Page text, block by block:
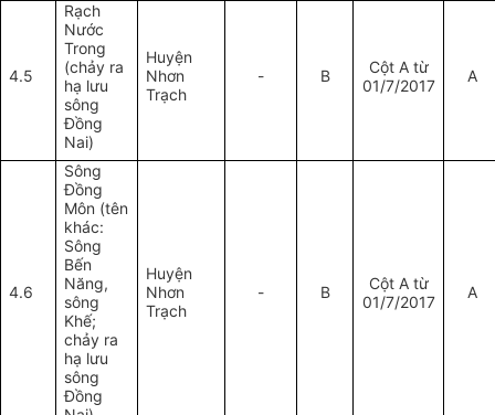
4.5
Rạch
Nước
Trong
(chảy ra
hạ lưu
sông
Đồng
Nai)
Huyện
Nhơn
Trạch
- B
Cột A từ
01/7/2017
A
4.6
Sông
Đồng
Môn (tên
khác:
Sông
Bến
Năng,
sông
Khế;
chảy ra
hạ lưu
sông
Đồng
Huyện
Nhơn
Trạch
- B
Cột A từ
01/7/2017
A